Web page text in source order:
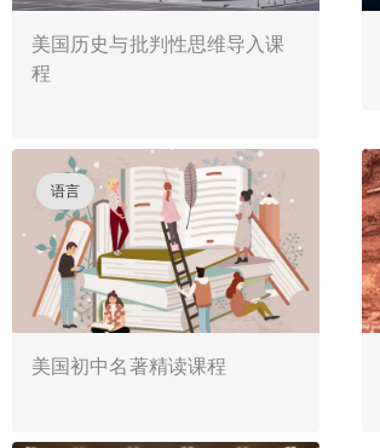
美国历史与批判性思维导入课
程
语言
美国初中名著精读课程